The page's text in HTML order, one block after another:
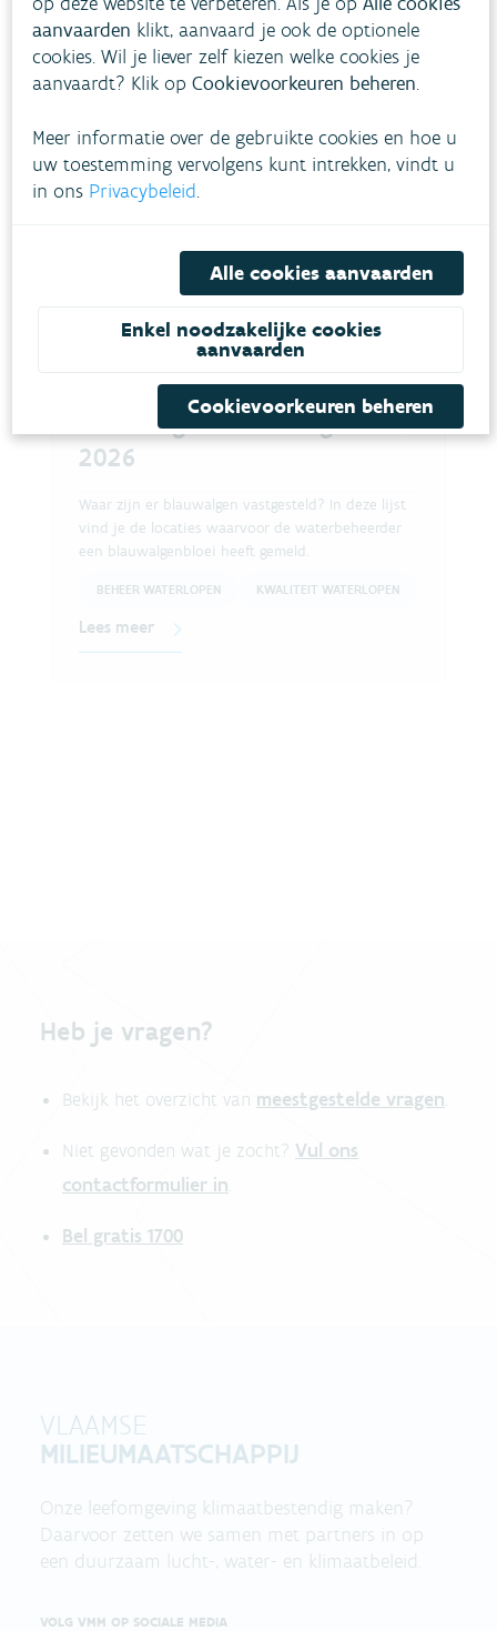
Wanneer de drijflaag verdwenen is (na 2
negatieve controles), zal de waterbeheerder
het gehalte aan microcystines laten bepalen.
worden alle verboden opgeheven.
Interessante kaarten en
cijfers
Blauwalgen - meldingen
2026
Waar zijn er blauwalgen vastgesteld? In deze lijst
vind je de locaties waarvoor de waterbeheerder
een blauwalgenbloei heeft gemeld.
BEHEER WATERLOPEN KWALITEIT WATERLOPEN
Lees meer
Heb je vragen?
Bekijk het overzicht van meestgestelde vragen.
Niet gevonden wat je zocht? Vul ons
contactformulier in.
Bel gratis 1700
VLAAMSE
MILIEUMAATSCHAPPIJ
Onze leefomgeving klimaatbestendig maken?
Daarvoor zetten we samen met partners in op
een duurzaam lucht-, water- en klimaatbeleid.
VOLG VMM OP SOCIALE MEDIA
aanvaarden klikt, aanvaard je ook de optionele
cookies. Wil je liever zelf kiezen welke cookies je
aanvaardt? Klik opCookievoorkeuren beheren.
Meer informatie over de gebruikte cookies en hoe u
uw toestemming vervolgens kunt intrekken, vindt u
in ons Privacybeleid.
Alle cookies aanvaarden
Enkel noodzakelijke cookies
aanvaarden
Cookievoorkeuren beheren